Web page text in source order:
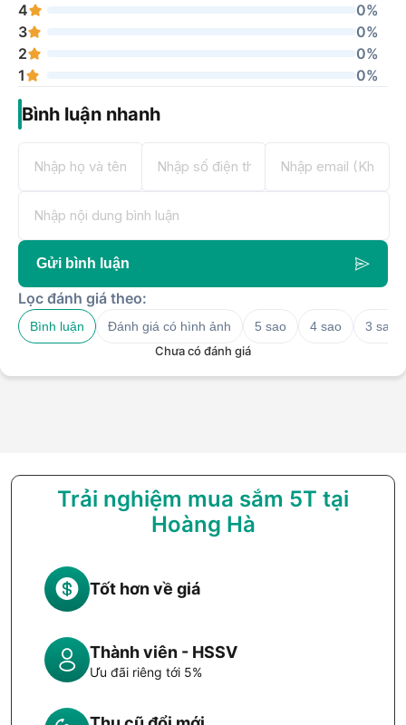
4
0%
3
0%
2
0%
1
0%
Bình luận nhanh
Gửi bình luận
Lọc đánh giá theo:
Bình luận Đánh giá có hình ảnh 5 sao 4 sao
3 sao
Chưa có đánh giá
Trải nghiệm mua sắm 5T tại
Hoàng Hà
Tốt hơn về giá
Thành viên - HSSV
Ưu đãi riêng tới 5%